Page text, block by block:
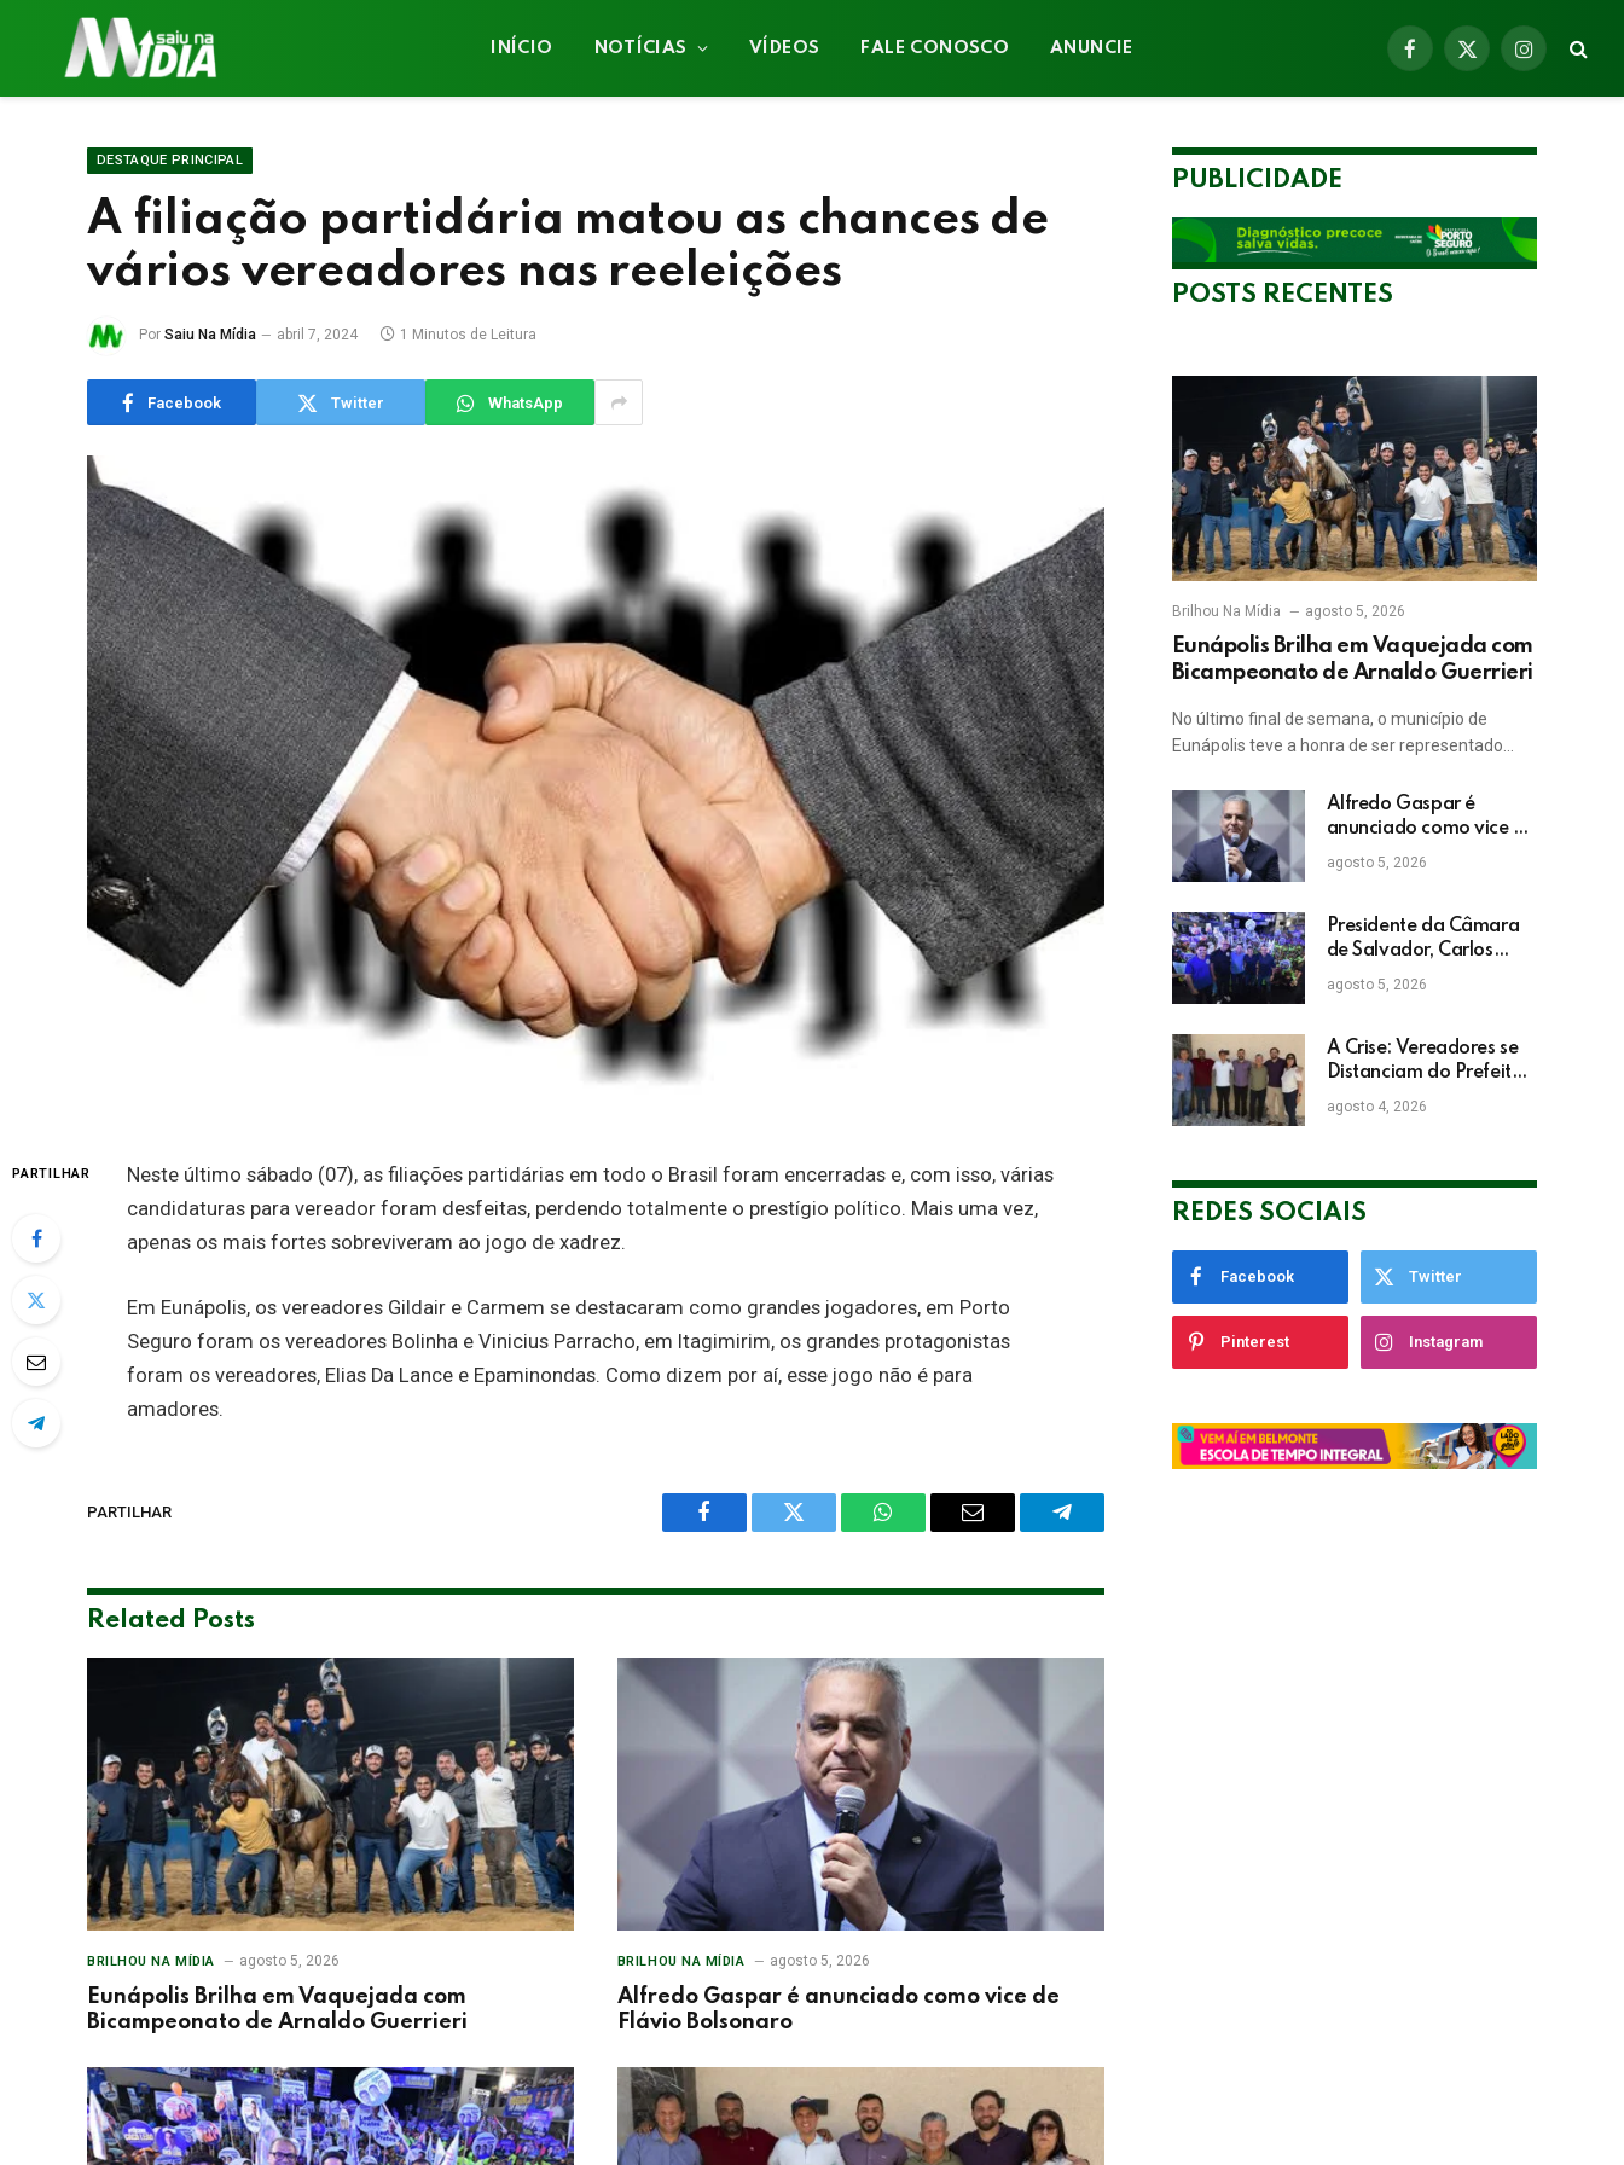
INÍCIO NOTÍCIAS VÍDEOS FALE CONOSCO ANUNCIE
Facebook
X
Instagram
DESTAQUE PRINCIPAL
A filiação partidária matou as chances de
vários vereadores nas reeleições
Por Saiu Na Mídia abril 7, 2024 1 Minutos de Leitura
Facebook Twitter WhatsApp
PARTILHAR
Neste último sábado (07), as filiações partidárias em todo o Brasil foram encerradas e, com isso, várias
candidaturas para vereador foram desfeitas, perdendo totalmente o prestígio político. Mais uma vez,
apenas os mais fortes sobreviveram ao jogo de xadrez.
Em Eunápolis, os vereadores Gildair e Carmem se destacaram como grandes jogadores, em Porto
Seguro foram os vereadores Bolinha e Vinicius Parracho, em Itagimirim, os grandes protagonistas
foram os vereadores, Elias Da Lance e Epaminondas. Como dizem por aí, esse jogo não é para
amadores.
PARTILHAR
Facebook Twitter WhatsAppEmail Telegram
Related Posts
BRILHOU NA MÍDIA agosto 5, 2026
Eunápolis Brilha em Vaquejada com
Bicampeonato de Arnaldo Guerrieri
BRILHOU NA MÍDIA agosto 5, 2026
Alfredo Gaspar é anunciado como vice de
Flávio Bolsonaro
PUBLICIDADE
POSTS RECENTES
Brilhou Na Mídia agosto 5, 2026
Eunápolis Brilha em Vaquejada com
Bicampeonato de Arnaldo Guerrieri
No último final de semana, o município de
Eunápolis teve a honra de ser representado…
Alfredo Gaspar é
anunciado como vice de
Flávio Bolsonaro
agosto 5, 2026
Presidente da Câmara
de Salvador, Carlos
Muniz confirma apoio a
ACM Neto: “Irei lutar
campanha”
agosto 5, 2026
A Crise: Vereadores se
Distanciam do Prefeito
de Eunápolis Robério
Oliveira nas Eleições
agosto 4, 2026
REDES SOCIAIS
Facebook Twitter
Pinterest Instagram